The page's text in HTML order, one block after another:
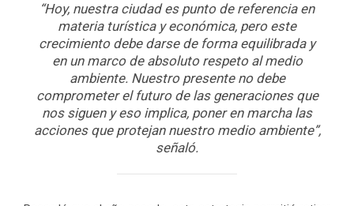
“Hoy, nuestra ciudad es punto de referencia en
materia turística y económica, pero este
crecimiento debe darse de forma equilibrada y
en un marco de absoluto respeto al medio
ambiente. Nuestro presente no debe
comprometer el futuro de las generaciones que
nos siguen y eso implica, poner en marcha las
acciones que protejan nuestro medio ambiente”,
señaló.